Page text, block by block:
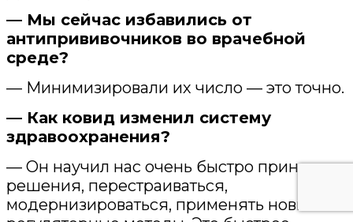
— Мы сейчас избавились от
антипрививочников во врачебной
среде?
— Минимизировали их число — это точно.
— Как ковид изменил систему
здравоохранения?
— Он научил нас очень быстро принимать
решения, перестраиваться,
модернизироваться, применять новые